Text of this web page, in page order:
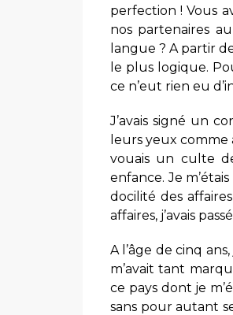
perfection ! Vous
nos partenaires
langue ? A partir
le plus logique.
ce n’eut rien eu
J’avais signé un
leurs yeux comme
vouais un culte
enfance. Je
docilité des
affaires, j’avais
A l’âge de cinq
m’avait tant
ce pays dont je
sans pour autant